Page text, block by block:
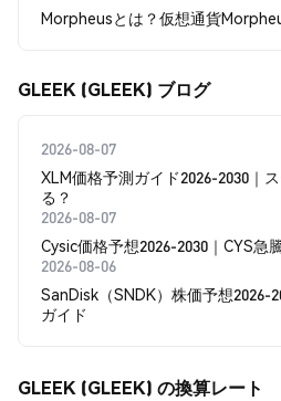
Morpheusとは？仮想通貨
GLEEK (GLEEK) ブログ
2026-08-07
XLM価格予測ガイド2026-2030｜
る？
2026-08-07
Cysic価格予想2026-2030｜CYS急
2026-08-06
SanDisk（SNDK）株価予想2026-
ガイド
GLEEK (GLEEK) の換算レート